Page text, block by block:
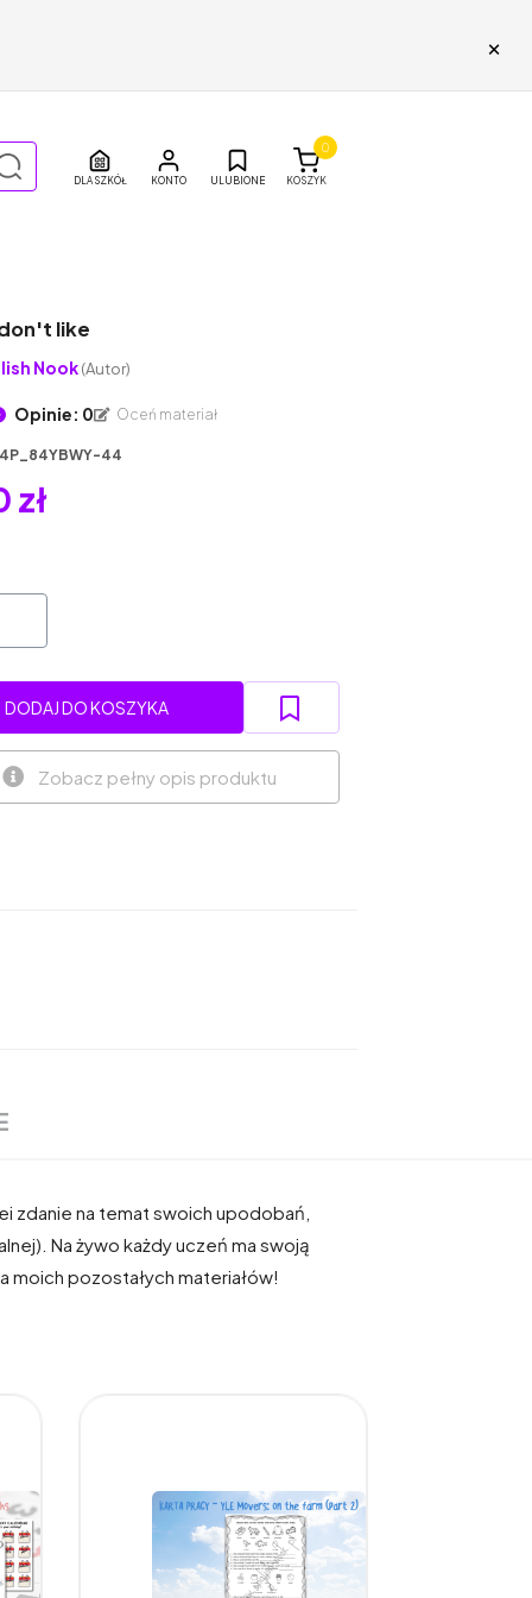
×
DLA SZKÓŁ ULUBIONE KOSZYK
0
like
Nook(Autor)
Opinie: 0 Oceń materiał
44
zł
DODAJ DO KOSZYKA
Zobacz pełny opis produktu
zdanie na temat swoich upodobań,
Na żywo każdy uczeń ma swoją
moich pozostałych materiałów!